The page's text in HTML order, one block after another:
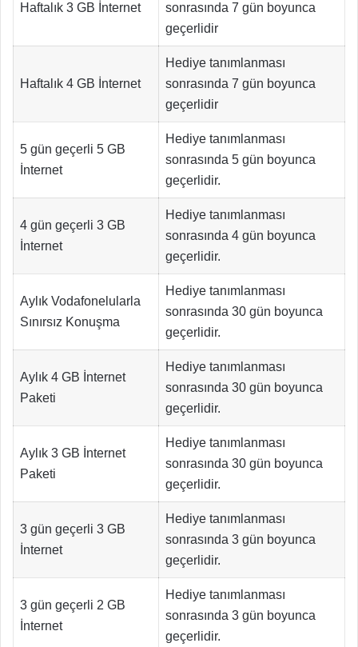
Haftalık 3 GB İnternet
sonrasında 7 gün boyunca
geçerlidir
Haftalık 4 GB İnternet
Hediye tanımlanması
sonrasında 7 gün boyunca
geçerlidir
5 gün geçerli 5 GB
İnternet
Hediye tanımlanması
sonrasında 5 gün boyunca
geçerlidir.
4 gün geçerli 3 GB
İnternet
Hediye tanımlanması
sonrasında 4 gün boyunca
geçerlidir.
Aylık Vodafonelularla
Sınırsız Konuşma
Hediye tanımlanması
sonrasında 30 gün boyunca
geçerlidir.
Aylık 4 GB İnternet
Paketi
Hediye tanımlanması
sonrasında 30 gün boyunca
geçerlidir.
Aylık 3 GB İnternet
Paketi
Hediye tanımlanması
sonrasında 30 gün boyunca
geçerlidir.
3 gün geçerli 3 GB
İnternet
Hediye tanımlanması
sonrasında 3 gün boyunca
geçerlidir.
3 gün geçerli 2 GB
İnternet
Hediye tanımlanması
sonrasında 3 gün boyunca
geçerlidir.